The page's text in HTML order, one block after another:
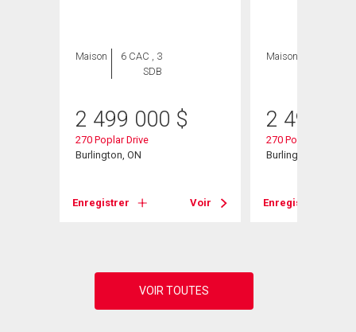
Maison
6 CAC , 3
SDB
2 499 000 $
270 Poplar Drive
Burlington, ON
Enregistrer Voir
Maison
2 499
270 Poplar Drive
Burlington, ON
Enregistrer